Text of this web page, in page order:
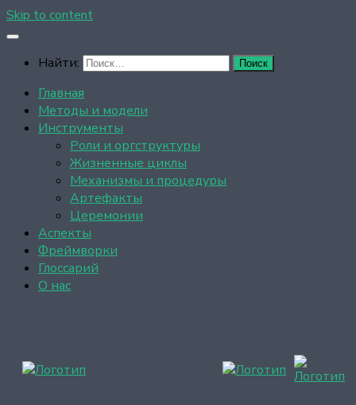
Skip to content
Найти:
Главная
Методы и модели
Инструменты
Роли и оргструктуры
Жизненные циклы
Механизмы и процедуры
Артефакты
Церемонии
Аспекты
Фреймворки
Глоссарий
О нас